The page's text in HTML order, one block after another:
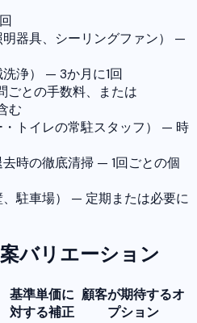
器具、シーリングファン） —
浄） — 3か月に1回
ごとの手数料、または
む
トイレの常駐スタッフ） — 時
時の徹底清掃 — 1回ごとの個
駐車場） — 定期または必要に
バリエーション
基準単価に
対する補正
顧客が期待するオ
プション